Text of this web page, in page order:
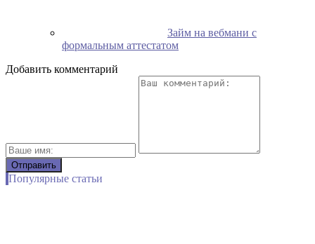
Займ на вебмани с
формальным аттестатом
Добавить комментарий
Популярные статьи